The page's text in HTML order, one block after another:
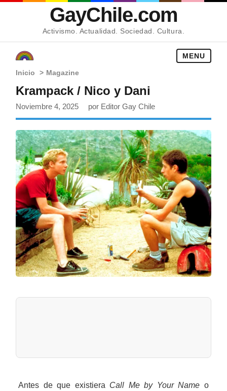
GayChile.com
Activismo. Actualidad. Sociedad. Cultura.
MENU
Inicio > Magazine
Krampack / Nico y Dani
Noviembre 4, 2025 por Editor Gay Chile
Antes de que existiera Call Me by Your Name o